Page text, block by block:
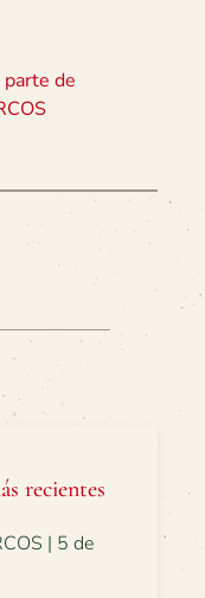
parte de
recientes
| 5 de